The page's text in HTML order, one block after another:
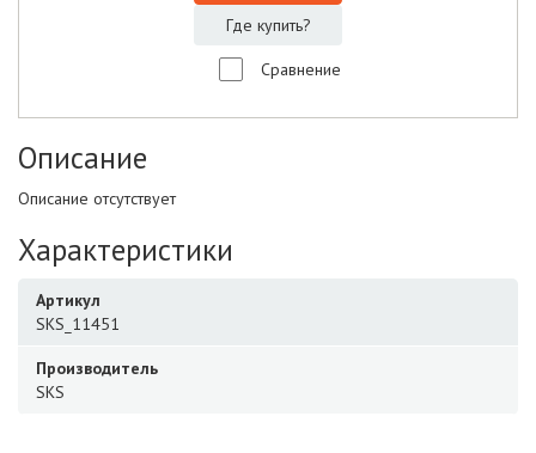
Где купить?
Сравнение
Описание
Описание отсутствует
Характеристики
Артикул
SKS_11451
Производитель
SKS